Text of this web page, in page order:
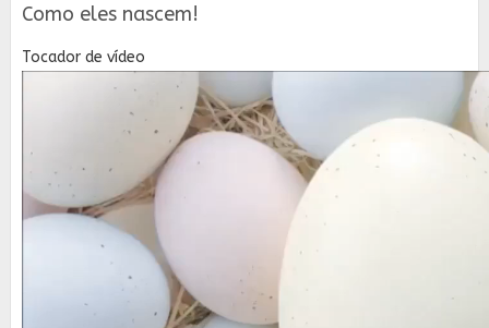
Como eles nascem!
Tocador de vídeo